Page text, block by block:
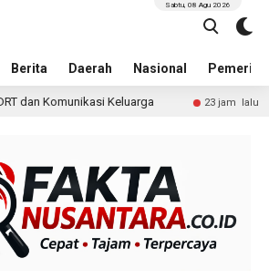
Berita Daerah Nasional
Sabtu, 08 Agu 2026
23 jam lalu KKN Undip Bekali Pengelola